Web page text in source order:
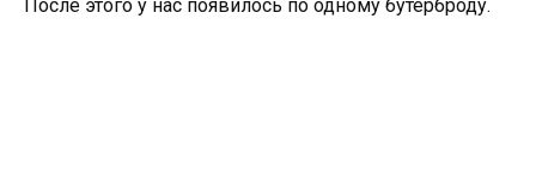
После этого у нас появилось по одному бутерброду.